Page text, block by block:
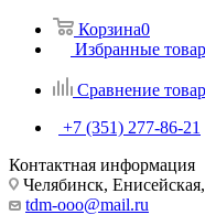
Корзина0
Избранные
Сравнение
+7 (351) 277-86-21
Контактная информация
Челябинск,
tdm-ooo@mail.ru